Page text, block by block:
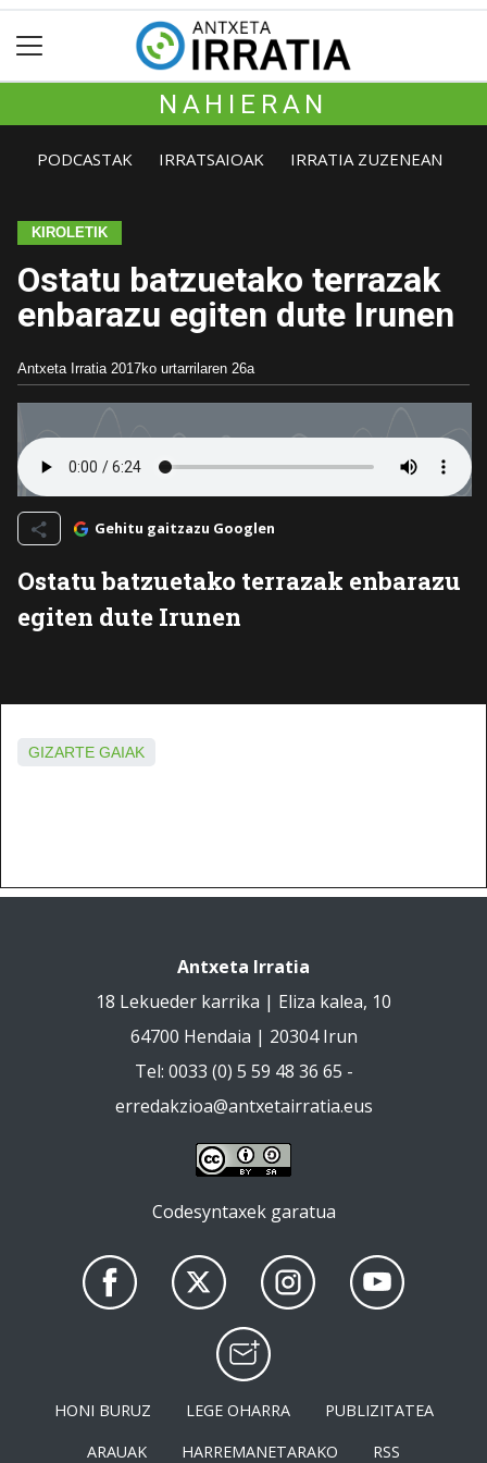
NAHIERAN
PODCASTAK IRRATSAIOAK IRRATIA ZUZENEAN
KIROLETIK
Ostatu batzuetako terrazak
enbarazu egiten dute Irunen
Antxeta Irratia 2017ko urtarrilaren 26a
Gehitu gaitzazu Googlen
Ostatu batzuetako terrazak enbarazu
egiten dute Irunen
GIZARTE GAIAK
Antxeta Irratia
18 Lekueder karrika | Eliza kalea, 10
64700 Hendaia | 20304 Irun
Tel: 0033 (0) 5 59 48 36 65 -
erredakzioa@antxetairratia.eus
Codesyntaxek garatua
HONI BURUZ LEGE OHARRA
PUBLIZITATEA
ARAUAK
HARREMANETARAKO RSS